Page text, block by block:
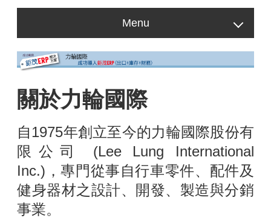
Menu
關於力輪國際
自1975年創立至今的力輪國際股份有
限公司 (Lee Lung International
Inc.)，專門從事自行車零件、配件及
健身器材之設計、開發、製造與分銷
事業。